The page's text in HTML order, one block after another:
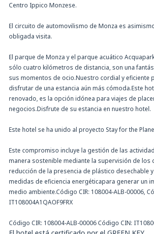
Centro Ippico Monzese.
El circuito de automovilismo de Monza es
obligada visita.
El parque de Monza y el parque acuático
sólo cuatro kilómetros de distancia, son una
sus momentos de ocio.Nuestro cordial y eficiente
disfrutar de una estancia aún más cómoda.Este
renovado, es la opción idónea para viajes de
negocios.Disfrute de su estancia en nuestro hotel.
Este hotel se ha unido al proyecto Stay for the
Este compromiso incluye la gestión de las
manera sostenible mediante la supervisión de los
reducción de la presencia de plástico desechable
medidas de eficiencia energéticapara generar un
medio ambiente.Código CIR: 108004-ALB-00006,
IT108004A1QAOF9FRX
Código CIR: 108004-ALB-00006 Código CIN: